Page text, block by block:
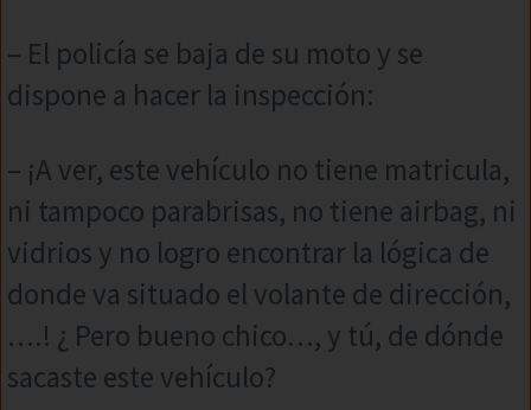
– El policía se baja de su moto y se
dispone a hacer la inspección:
– ¡A ver, este vehículo no tiene matricula,
ni tampoco parabrisas, no tiene airbag, ni
vidrios y no logro encontrar la lógica de
donde va situado el volante de dirección,
….! ¿ Pero bueno chico…, y tú, de dónde
sacaste este vehículo?